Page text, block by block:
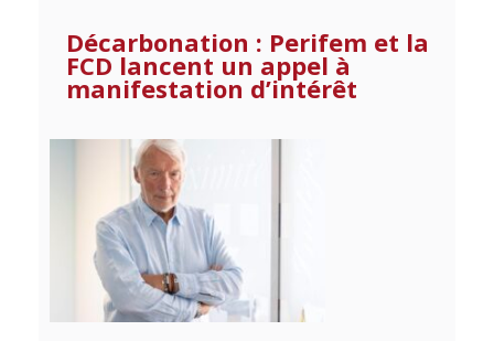
Décarbonation : Perifem et la
FCD lancent un appel à
manifestation d’intérêt